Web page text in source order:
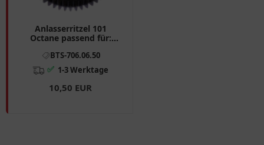
Anlasserritzel 101
Octane passend für:
RY6, Generic XOR, Ideo,
Roc
BTS-706.06.50
✅ 1-3 Werktage
10,50 EUR